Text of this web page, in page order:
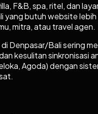
F&B, spa, ritel, dan
yang butuh website
mitra, atau travel agen.
di Denpasar/Bali sering
kesulitan sinkronisasi
Agoda) dengan